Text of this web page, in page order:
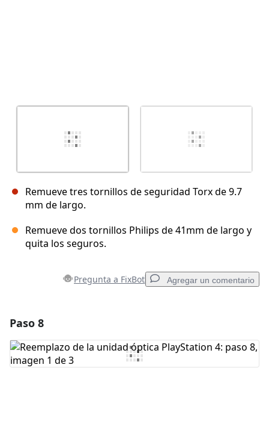
Remueve tres tornillos de seguridad Torx de 9.7
mm de largo.
Remueve dos tornillos Philips de 41mm de largo y
quita los seguros.
Pregunta a FixBot Agregar un comentario
Agregar Comentario
Paso 8